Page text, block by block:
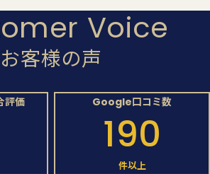
Voice
お客様の声
評価 Google口コミ数
190
件以上